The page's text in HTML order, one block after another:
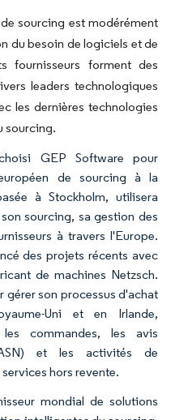
sourcing est modérément
du besoin de logiciels et de
fournisseurs forment des
leaders technologiques
les dernières technologies
sourcing.
GEP Software pour
de sourcing à la
à Stockholm, utilisera
sourcing, sa gestion des
à travers l'Europe.
des projets récents avec
de machines Netzsch.
gérer son processus d'achat
Uni et en Irlande,
commandes, les avis
et les activités de
hors revente.
mondial de solutions